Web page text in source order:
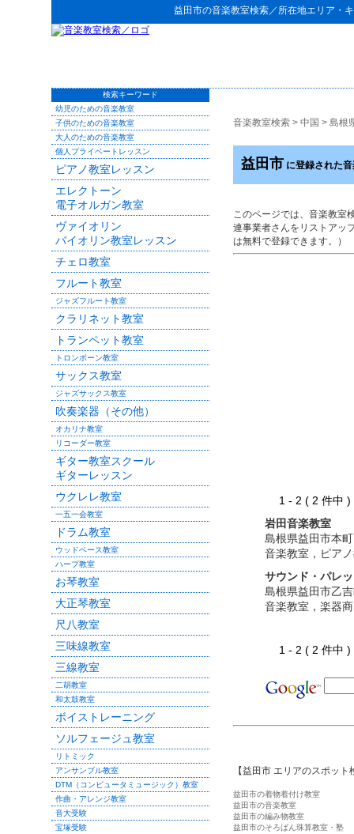
益田市の音楽教室検索／所在地エリア・
音楽教室検索 > 中国 > 島根
益田市 に登録された
このページでは、音楽教室
連事業者さんをリストアッ
は無料で登録できます。）
1 - 2 ( 2 件
岩田音楽教室
島根県益田市本
音楽教室，ピア
サウンド・パレ
島根県益田市乙
音楽教室，楽器
1 - 2 ( 2 件
【益田市 エリアのスポット
益田市の着物着付け教室
益田市の音楽教室
益田市の編み物教室
益田市のそろばん珠算教室・塾
検索キーワード
幼児のための音楽教室
子供のための音楽教室
大人のための音楽教室
個人プライベートレッスン
ピアノ教室レッスン
エレクトーン
電子オルガン教室
ヴァイオリン
バイオリン教室レッスン
チェロ教室
フルート教室
ジャズフルート教室
クラリネット教室
トランペット教室
トロンボーン教室
サックス教室
ジャズサックス教室
吹奏楽器（その他）
オカリナ教室
リコーダー教室
ギター教室スクール
ギターレッスン
ウクレレ教室
一五一会教室
ドラム教室
ウッドベース教室
ハープ教室
お琴教室
大正琴教室
尺八教室
三味線教室
三線教室
二胡教室
和太鼓教室
ボイストレーニング
ソルフェージュ教室
リトミック
アンサンブル教室
DTM（コンピュータミュージック）教室
作曲・アレンジ教室
音大受験
宝塚受験